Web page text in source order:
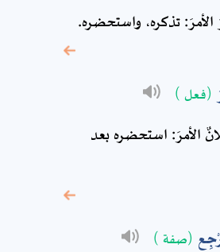
تذكره‏، واستحضره.
(فعل )
الأمرَ: استحضره بعد
(صفة )
Comment: *
* sign, it means are